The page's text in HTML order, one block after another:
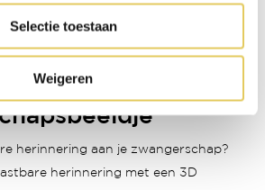
Selectie toestaan
Weigeren
tastbare
met een uniek 3D
herinnering aan je zwangerschap?
herinnering met een 3D